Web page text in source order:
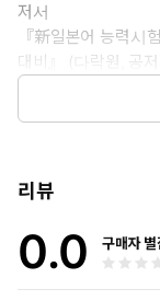
저서
『新일본어 능력
대비』 (다락원, 공
계명대학교 대학원
관광통역안내사 대표
시사일본어학원 및
현) 수원 시사일본
리뷰
0.0 구매자 별